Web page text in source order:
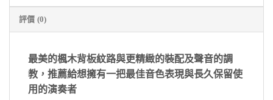
評價 (0)
最美的楓木背板紋路與更精緻的裝配及聲音的調
教，推薦給想擁有一把最佳音色表現與長久保留使
用的演奏者